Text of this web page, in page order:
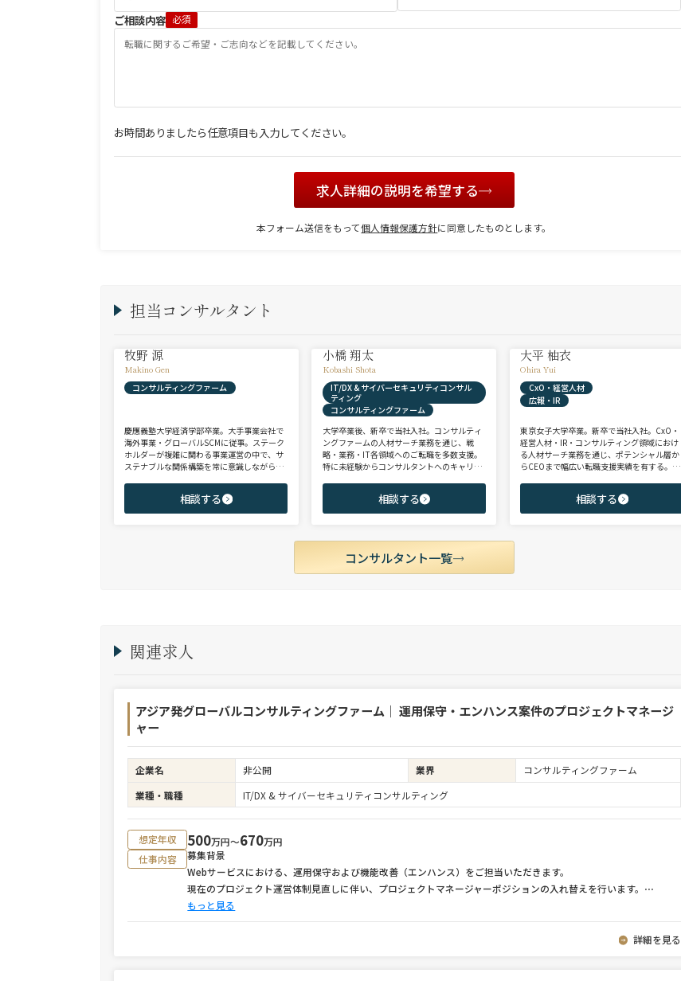
ご相談内容 必須
お時間ありましたら任意項目も入力してください。
求人詳細の説明を希望する
本フォーム送信をもって個人情報保護方針に同意したものとします。
担当コンサルタント
牧野 源
Makino Gen
コンサルティングファーム
慶應義塾大学経済学部卒業。大手事業会社で
海外事業・グローバルSCMに従事。ステーク
ホルダーが複雑に関わる事業運営の中で、サ
ステナブルな関係構築を常に意識しながら意
商社、投資銀行、大手事業会社を始めとする
幅広い領域で、若手～エグゼクティブまでご
相談する
小橋 翔太
Kobashi Shota
IT/DX & サイバーセキュリティコンサル
ティング
コンサルティングファーム
大学卒業後、新卒で当社入社。コンサルティ
ングファームの人材サーチ業務を通じ、戦
略・業務・IT各領域へのご転職を多数支援。
特に未経験からコンサルタントへのキャリア
ご志向と市場動向を踏まえ最適なキャリアを
ご提案させていただきます。
相談する
大平 柚衣
Ohira Yui
CxO・経営人材
広報・IR
東京女子大学卒業。新卒で当社入社。CxO・
経営人材・IR・コンサルティング領域におけ
る人材サーチ業務を通じ、ポテンシャル層か
らCEOまで幅広い転職支援実績を有する。コ
領域を中心に担当。未経験・ポテンシャル層
からミドル・ハイクラス層まで、年代・職階
相談する
コンサルタント一覧
関連求人
アジア発グローバルコンサルティングファーム｜ 運用保守・エンハンス案件のプロジェクトマネージ
ャー
企業名 非公開 業界
コンサルティングファーム
業種・職種
IT/DX & サイバーセキュリティコンサルティング
想定年収 500万円〜670万円
仕事内容
募集背景
Webサービスにおける、運用保守および機能改善（エンハンス）をご担当いただきます。
現在のプロジェクト運営体制見直しに伴い、プロジェクトマネージャーポジションの入れ替えを行います。 ⋯
もっと見る
詳細を見る